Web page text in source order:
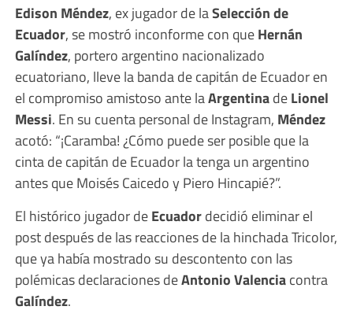
Edison Méndez, ex jugador de laSelección de
Ecuador, se mostró inconforme con queHernán
Galíndez, portero argentino nacionalizado
ecuatoriano, lleve la banda de capitán de Ecuador en
el compromiso amistoso ante laArgentinadeLionel
Messi. En su cuenta personal de Instagram, Méndez
acotó: “¡Caramba! ¿Cómo puede ser posible que la
cinta de capitán de Ecuador la tenga un argentino
antes que Moisés Caicedo y Piero Hincapié?”.
El histórico jugador deEcuadordecidió eliminar el
post después de las reacciones de la hinchada Tricolor,
que ya había mostrado su descontento con las
polémicas declaraciones deAntonio Valenciacontra
Galíndez.